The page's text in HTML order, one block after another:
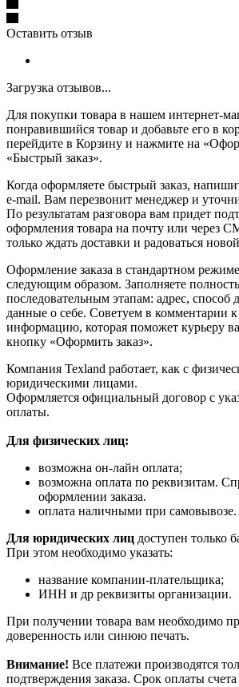
Оставить отзыв
Загрузка отзывов...
Для покупки товара в нашем интернет-
понравившийся товар и добавьте его в
перейдите в Корзину и нажмите на
«Быстрый заказ».
Когда оформляете быстрый заказ,
e-mail. Вам перезвонит менеджер и
По результатам разговора вам придет
оформления товара на почту или через
только ждать доставки и радоваться
Оформление заказа в стандартном
следующим образом. Заполняете
последовательным этапам: адрес, способ
данные о себе. Советуем в комментарии к
информацию, которая поможет курьеру
кнопку «Оформить заказ».
Компания Texland работает, как с
юридическими лицами.
Оформляется официальный договор с
оплаты.
Для физических лиц:
возможна он-лайн оплата;
возможна оплата по реквизитам.
оформлении заказа.
оплата наличными при самовывозе.
Для юридических лиц доступен только
При этом необходимо указать:
название компании-плательщика;
ИНН и др реквизиты организации.
При получении товара вам необходимо
доверенность или синюю печать.
Внимание! Все платежи производятся
подтверждения заказа. Срок оплаты